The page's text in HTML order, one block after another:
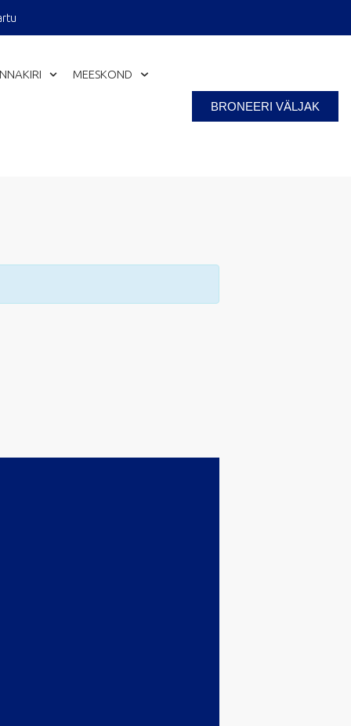
MEESKOND
BRONEERI VÄLJAK